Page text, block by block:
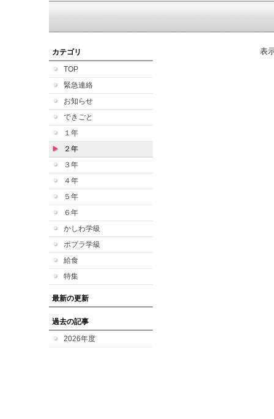
カテゴリ
TOP
緊急連絡
お知らせ
できごと
１年
２年
３年
４年
５年
６年
かしわ学級
ポプラ学級
給食
特集
最新の更新
過去の記事
2026年度
表